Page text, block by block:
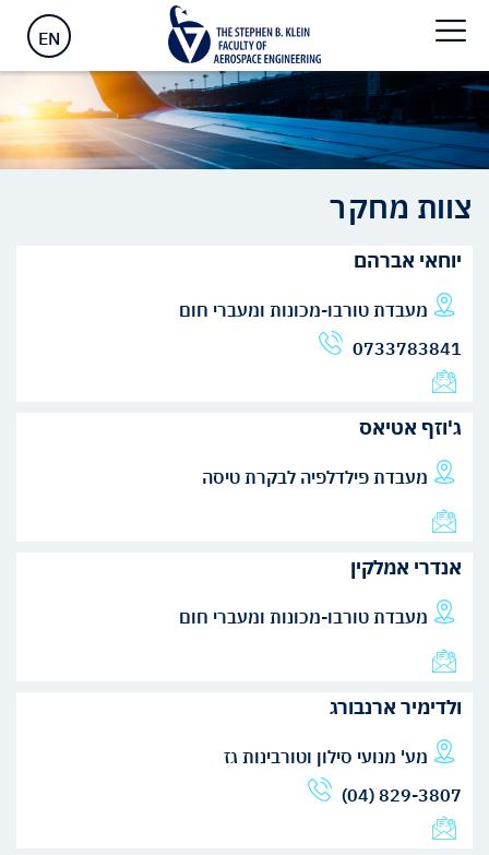
EN
צוות מחקר
יוחאי אברהם
מעבדת טורבו-מכונות ומעברי חום
0733783841
ג'וזף אטיאס
מעבדת פילדלפיה לבקרת טיסה
אנדרי אמלקין
מעבדת טורבו-מכונות ומעברי חום
ולדימיר ארנבורג
מע' מנועי סילון וטורבינות גז
(04) 829-3807